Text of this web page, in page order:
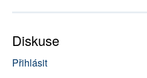
Diskuse
Přihlásit